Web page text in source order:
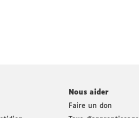
Nous aider
Faire un don